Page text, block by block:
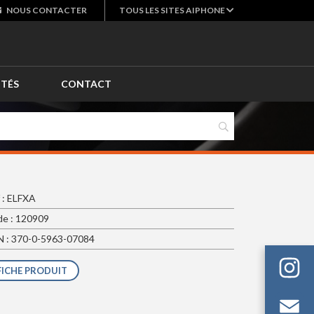
NOUS CONTACTER TOUS LES SITES AIPHONE
CONTACT
ELFXA
: 120909
: 370-0-5963-07084
PRODUIT